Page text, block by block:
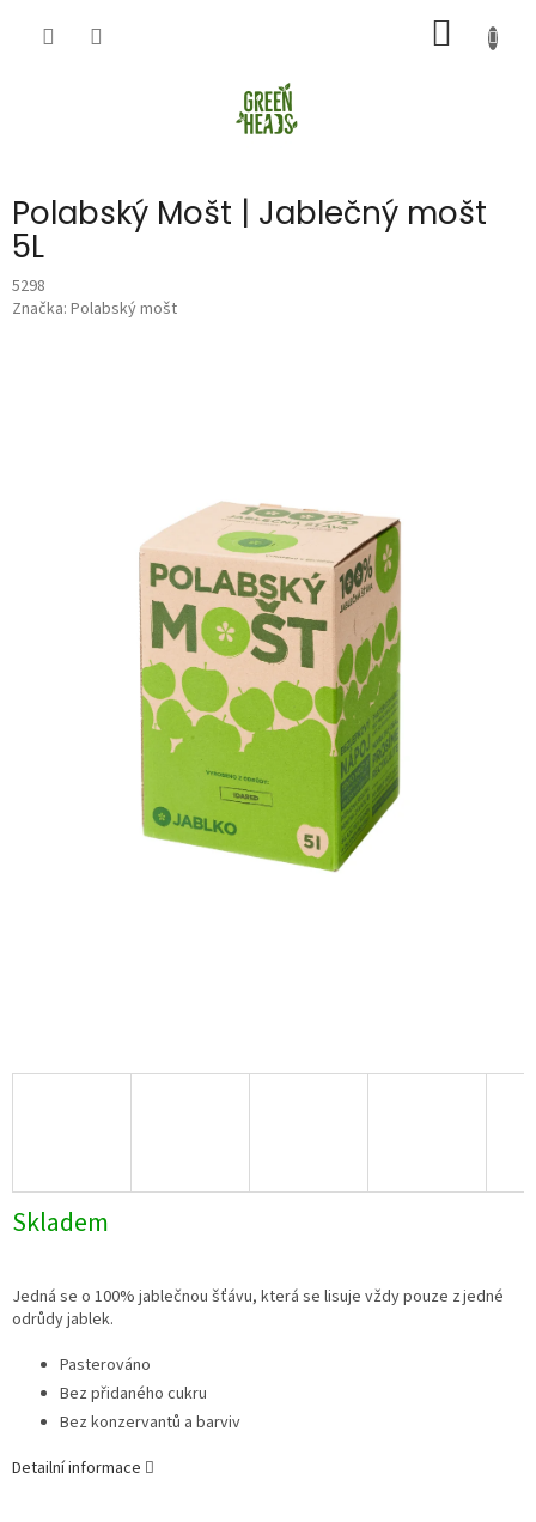
KOŠÍK
Polabský Mošt | Jablečný mošt
5L
5298
Značka: Polabský mošt
Skladem
Jedná se o 100% jablečnou šťávu, která se lisuje vždy pouze z jedné
odrůdy jablek.
Pasterováno
Bez přidaného cukru
Bez konzervantů a barviv
Detailní informace